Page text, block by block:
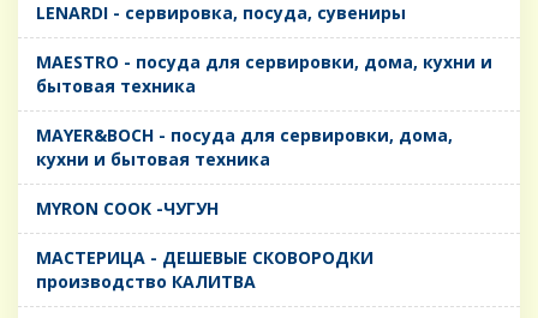
LENARDI - сервировка, посуда, сувениры
MAESTRO - посуда для сервировки, дома, кухни и
бытовая техника
MAYER&BOCH - посуда для сервировки, дома,
кухни и бытовая техника
MYRON COOK -ЧУГУН
MАСТЕРИЦА - ДЕШЕВЫЕ СКОВОРОДКИ
производство КАЛИТВА